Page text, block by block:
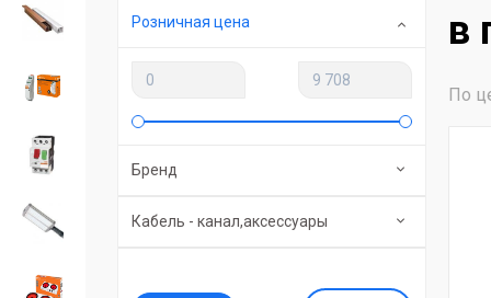
Розничная цена
Бренд
Кабель - канал,аксессуары
в
По